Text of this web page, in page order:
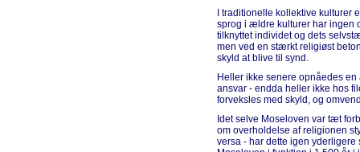
I traditionelle kollektive kulturer
sprog i ældre kulturer har ingen
tilknyttet individet og dets
men ved en stærkt religiøst
skyld at blive til synd.
Heller ikke senere opnåedes
ansvar - endda heller ikke hos
forveksles med skyld, og
Idet selve Moseloven var tæt
om overholdelse af religionen
versa - har dette igen